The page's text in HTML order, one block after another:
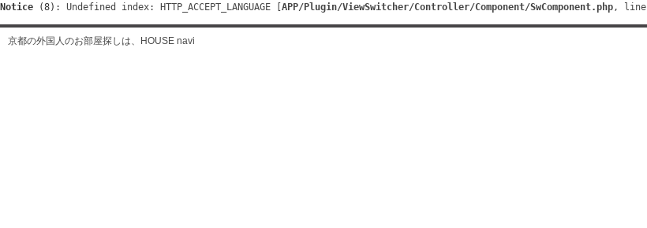
Notice (8) : Undefined index: HTTP_ACCEPT_LANGUAGE [ APP/Plugin/ViewSwitcher/Controller/Component/SwComponent.php, line
京都の外国人のお部屋探しは、HOUSE navi